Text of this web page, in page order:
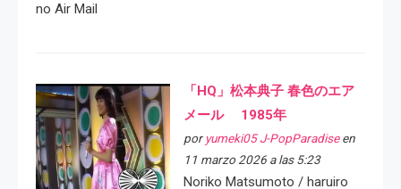
no Air Mail
「HQ」松本典子 春色のエア
メール 1985年
por yumeki05 J-PopParadiseen
11 marzo 2026 a las 5:23
Noriko Matsumoto / haruiro